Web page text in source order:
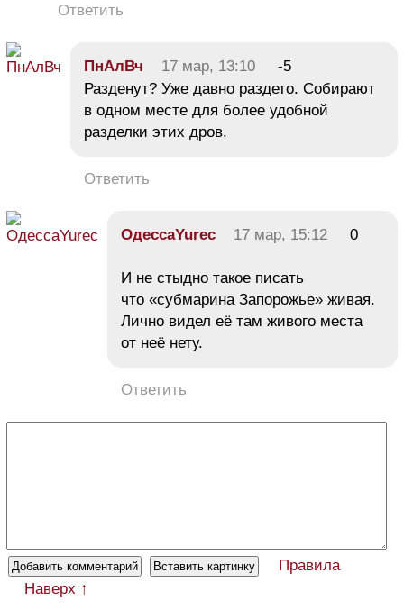
Ответить
ПнАлВч 17 мар, 13:10
-5
Разденут? Уже давно раздето. Собирают
в одном месте для более удобной
разделки этих дров.
Ответить
ОдессаYurec 17 мар, 15:12 0
И не стыдно такое писать
что «субмарина Запорожье» живая.
Лично видел её там живого места
от неё нету.
Ответить
Правила
Наверх ↑